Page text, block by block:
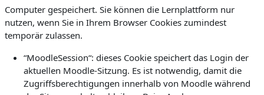
Computer gespeichert. Sie können die Lernplattform nur
nutzen, wenn Sie in Ihrem Browser Cookies zumindest
temporär zulassen.
“MoodleSession“: dieses Cookie speichert das Login der
aktuellen Moodle-Sitzung. Es ist notwendig, damit die
Zugriffsberechtigungen innerhalb von Moodle während